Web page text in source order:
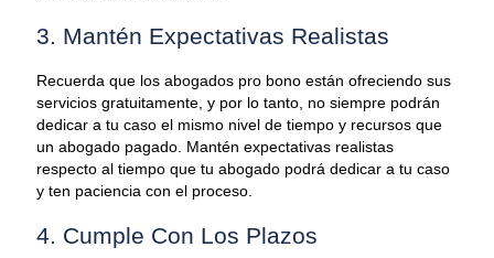
3. Mantén Expectativas Realistas
Recuerda que los abogados pro bono están ofreciendo sus
servicios gratuitamente, y por lo tanto, no siempre podrán
dedicar a tu caso el mismo nivel de tiempo y recursos que
un abogado pagado. Mantén expectativas realistas
respecto al tiempo que tu abogado podrá dedicar a tu caso
y ten paciencia con el proceso.
4. Cumple Con Los Plazos